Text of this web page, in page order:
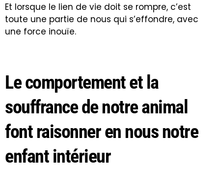
Et lorsque le lien de vie doit se rompre, c’est
toute une partie de nous qui s’effondre, avec
une force inouïe.
Le comportement et la
souffrance de notre animal
font raisonner en nous notre
enfant intérieur